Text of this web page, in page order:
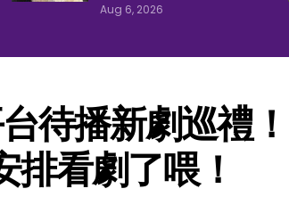
Aug 6, 2026
待播新劇巡禮
看劇了喂！